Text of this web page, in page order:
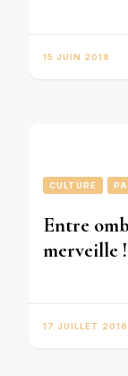
15 JUIN 2018
CULTURE
Entre
merveille !
17 JUILLET 2016